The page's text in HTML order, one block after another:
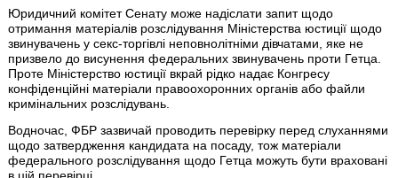
Юридичний комітет Сенату може надіслати запит щодо
отримання матеріалів розслідування Міністерства юстиції щодо
звинувачень у секс-торгівлі неповнолітніми дівчатами, яке не
призвело до висунення федеральних звинувачень проти Гетца.
Проте Міністерство юстиції вкрай рідко надає Конгресу
конфіденційні матеріали правоохоронних органів або файли
кримінальних розслідувань.
Водночас, ФБР зазвичай проводить перевірку перед слуханнями
щодо затвердження кандидата на посаду, тож матеріали
федерального розслідування щодо Гетца можуть бути враховані